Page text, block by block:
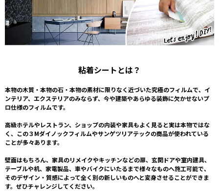
粘着シートとは？
本物の木質・本物の石・本物の素材に限りなく近づいた究極のフィルムで、イ
ンテリア、エクステリアのみならず、今や建築やあらゆる装飾に欠かせないプ
ロ仕様のフィルムです。
高級ホテルやレストラン、ショップの内装や家具もよく見ると実は本物ではな
く、この３Mダイノックフィルムやサンゲツリアテックの商品が使われている
ことが多々あります。
壁面はもちろん、家具のリメイクやキッチンなどの扉、玄関ドアや室内建具、
テーブルや机、家電製品、車やバイクにいたるまで様々なものへ施工可能で、
そのデザイン・質感によって全く別の新しいものへと変身させることができま
す。ぜひチャレンジしてください。